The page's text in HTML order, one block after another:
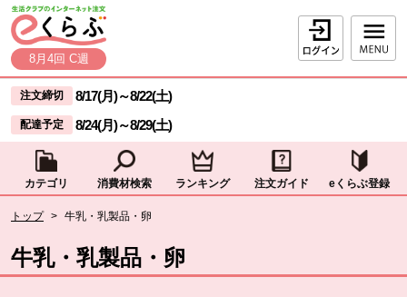
ページの先頭です。
本文へジャンプする。
8月4回 C週
ログイン
ここからサイト内共通メニューです。
サイト内共通メニューをスキップする
注文締切 8/17(月)～8/22(土)
配達予定 8/24(月)～8/29(土)
カテゴリ 消費材検索 ランキング 注文ガイド eくらぶ登録
トップ > 牛乳・乳製品・卵
牛乳・乳製品・卵